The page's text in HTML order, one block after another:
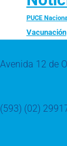
PUCE
Vacunación
Avenida 12 de
(593) (02)